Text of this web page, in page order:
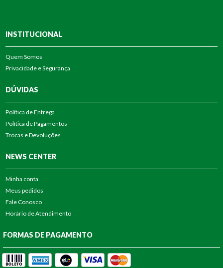
INSTITUCIONAL
Quem Somos
Privacidade e Segurança
DÚVIDAS
Política de Entrega
Política de Pagamentos
Trocas e Devoluções
NEWS CENTER
Minha conta
Meus pedidos
Fale Conosco
Horário de Atendimento
FORMAS DE PAGAMENTO